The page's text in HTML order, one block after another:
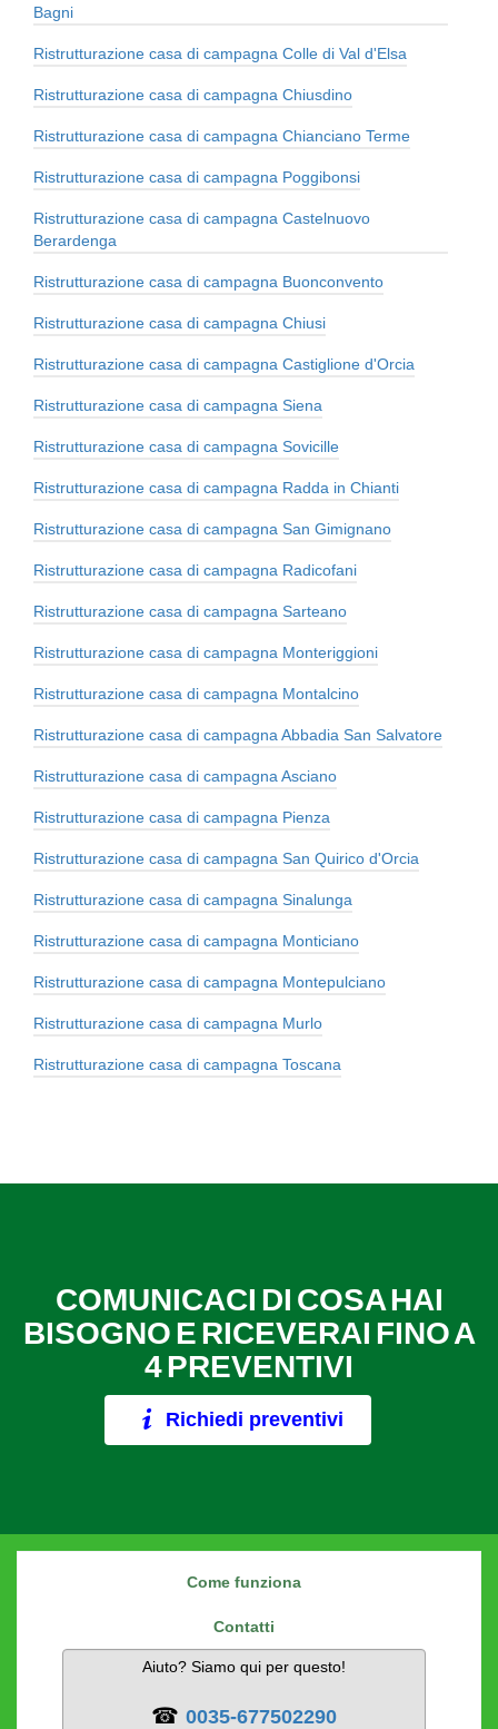
Bagni
Ristrutturazione casa di campagna Colle di Val d'Elsa
Ristrutturazione casa di campagna Chiusdino
Ristrutturazione casa di campagna Chianciano Terme
Ristrutturazione casa di campagna Poggibonsi
Ristrutturazione casa di campagna Castelnuovo
Berardenga
Ristrutturazione casa di campagna Buonconvento
Ristrutturazione casa di campagna Chiusi
Ristrutturazione casa di campagna Castiglione d'Orcia
Ristrutturazione casa di campagna Siena
Ristrutturazione casa di campagna Sovicille
Ristrutturazione casa di campagna Radda in Chianti
Ristrutturazione casa di campagna San Gimignano
Ristrutturazione casa di campagna Radicofani
Ristrutturazione casa di campagna Sarteano
Ristrutturazione casa di campagna Monteriggioni
Ristrutturazione casa di campagna Montalcino
Ristrutturazione casa di campagna Abbadia San Salvatore
Ristrutturazione casa di campagna Asciano
Ristrutturazione casa di campagna Pienza
Ristrutturazione casa di campagna San Quirico d'Orcia
Ristrutturazione casa di campagna Sinalunga
Ristrutturazione casa di campagna Monticiano
Ristrutturazione casa di campagna Montepulciano
Ristrutturazione casa di campagna Murlo
Ristrutturazione casa di campagna Toscana
COMUNICACI DI COSA HAI
BISOGNO E RICEVERAI FINO A
4 PREVENTIVI
Richiedi preventivi
Come funziona
Contatti
Aiuto? Siamo qui per questo!
☎ 0035-677502290